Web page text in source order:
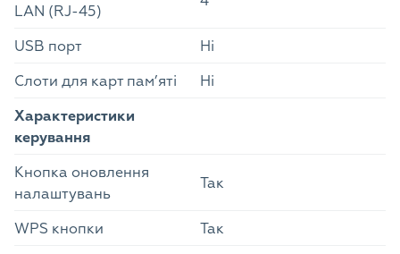
LAN (RJ-45)
USB порт
Ні
Слоти для карт пам’яті
Ні
Характеристики
керування
Кнопка оновлення
налаштувань
Так
WPS кнопки
Так